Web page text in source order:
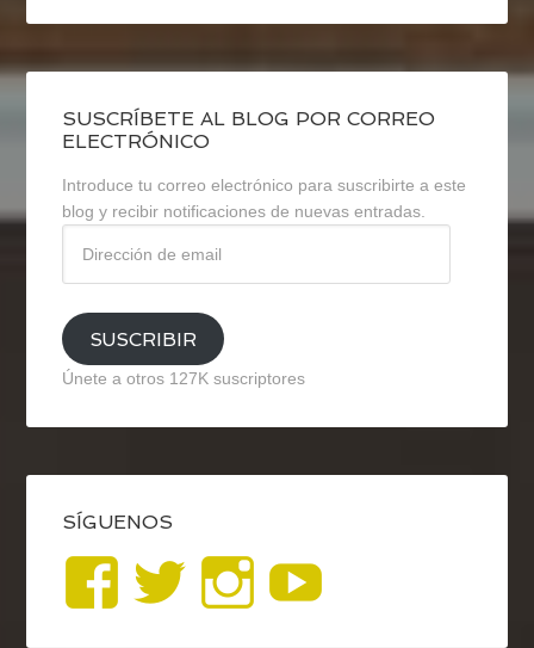
SUSCRÍBETE AL BLOG POR CORREO
ELECTRÓNICO
Introduce tu correo electrónico para suscribirte a este
blog y recibir notificaciones de nuevas entradas.
email
SUSCRIBIR
Únete a otros 127K suscriptores
SÍGUENOS
VerVerVer